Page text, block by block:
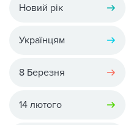
Новий рік
Українцям
8 Березня
14 лютого